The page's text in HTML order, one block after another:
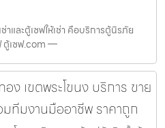
และตู้เซฟให้เช่า คือบริการตู้นิรภัย
ตู้เซฟ.com —
ง เขตพระโขนง บริการ ขาย
ทีมงานมืออาชีพ ราคาถูก